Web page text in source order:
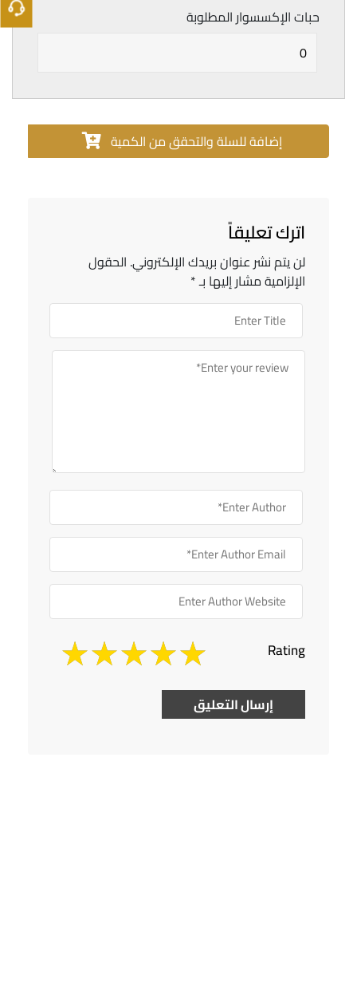
حبات الإكسسوار المطلوبة
إضافة للسلة والتحقق من الكمية
اترك تعليقاً
لن يتم نشر عنوان بريدك الإلكتروني. الحقول
الإلزامية مشار إليها بـ*
Rating